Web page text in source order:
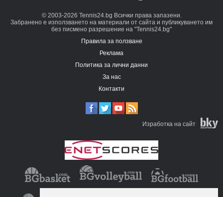
© 2003-2026 Tennis24.bg Всички права запазени.
Забранено е използването на материали от сайта и публикуването им
без писмено разрешение на "Tennis24.bg"
Правила за ползване
Реклама
Политика за лични данни
За нас
Контакти
Изработка на сайт